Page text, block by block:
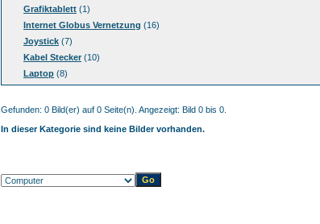
Grafiktablett (1)
Internet Globus Vernetzung (16)
Joystick (7)
Kabel Stecker(10)
Laptop (8)
Gefunden: 0 Bild(er) auf 0 Seite(n). Angezeigt: Bild 0 bis 0.
In dieser Kategorie sind keine Bilder vorhanden.